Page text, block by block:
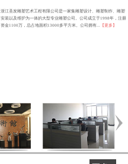
浙江圣发雕塑艺术工程有限公司是一家集雕塑设计、雕塑制作、雕塑
安装以及维护为一体的大型专业雕塑公司。公司成立于1998年，注册
资金1100万，总占地面积13000多平方米。公司拥有...
【更多】